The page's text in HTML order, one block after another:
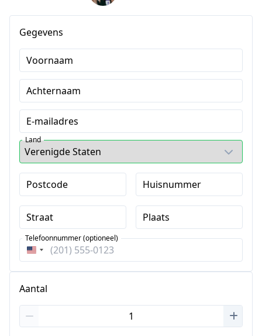
Gegevens
Voornaam
Achternaam
E-mailadres
Land
Postcode Huisnummer
Straat Plaats
Verenigde
Telefoonnummer (optioneel)
Aantal